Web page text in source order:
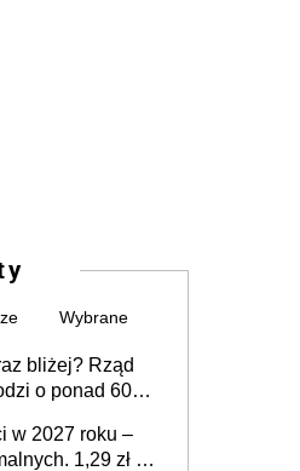
Wybrane
bliżej? Rząd
o ponad 60
w 2027 roku –
1,29 zł za